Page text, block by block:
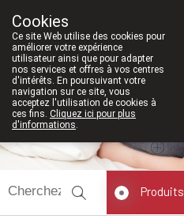
011/610300
Aujourd'hui A présent
Produits
Cookies
Ce site Web utilise des cookies pour
améliorer votre expérience
utilisateur ainsi que pour adapter
nos services et offres à vos centres
d'intérêts. En poursuivant votre
navigation sur ce site, vous
acceptez l'utilisation de cookies à
ces fins. Cliquez ici pour plus
d'informations.